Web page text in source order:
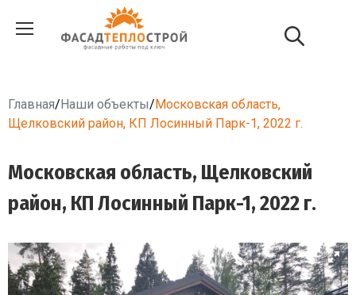
Главная/Наши объекты/Московская область,
Щелковский район, КП Лосинный Парк-1, 2022 г.
Московская область, Щелковский
район, КП Лосинный Парк-1, 2022 г.